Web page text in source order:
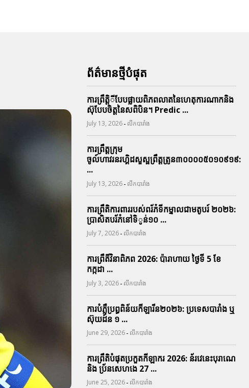
ព័ត៌មានថ្មីបំផុត
ការព្រឹតិ្តីបែបផ្លាយពិភពលាតនៃហេតុការណាកនិង
ស៊ុបែបចិត្តនៃសពិបិន។ Predic ...
July 13, 2026 - លីកបារាំង
ការព្រឹត្តក្រុម
ចូល៍ហាវរនរហ្គិដសួស្ផព្រឹត្តត្រូន៣០០០០៥០១០៩១៩:
...
July 13, 2026 - លីកបារាំង
ការព្រឹតិការពាររបស់ពរ័ភ៎ទីកម្នាលជាមតូបរ៍ ២០២៦:
ប្រាសិតបរ័ភ៎នៅទិូន់១០ ...
July 7, 2026 - លីកបារាំង
ការព្រឹតិ៍វិនាពិភព 2026: ប៉ារាហាយ ថ្ងៃទី 5 ខែ
កក្កដា ...
July 3, 2026 - លីកបារាំង
ការបំភ្លឺប្រព្ធ​ពិន័យ​កីឡារីន​២០២៦: ប្រទេស​បារាំង​ ឬ​
ស៊ុយដ៍ន​ ១ ...
June 29, 2026 - លីកបារាំង
ការព្រឹតិបំផុតប្រកួតកីឡាករ 2026: ន័រវេនេះបុរាណេ
និង ប្រ័នសេហងេ 27 ...
June 25, 2026 - លីកបារាំង